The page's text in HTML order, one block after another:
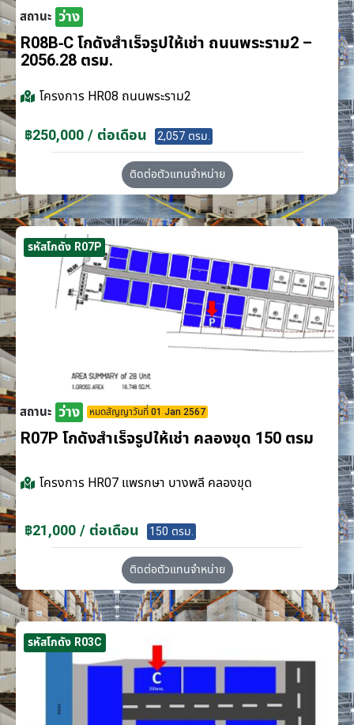
สถานะ ว่าง
R08B-C โกดังสำเร็จรูปให้เช่า ถนนพระราม2 –
2056.28 ตรม.
โครงการ HR08 ถนนพระราม2
฿250,000 / ต่อเดือน 2,057 ตรม.
ติดต่อตัวแทนจำหน่าย
รหัสโกดัง R07P
สถานะ ว่าง หมดสัญญาวันที่ 01 Jan 2567
R07P โกดังสำเร็จรูปให้เช่า คลองขุด 150 ตรม
โครงการ HR07 แพรกษา บางพลี คลองขุด
฿21,000 / ต่อเดือน 150 ตรม.
ติดต่อตัวแทนจำหน่าย
รหัสโกดัง R03C